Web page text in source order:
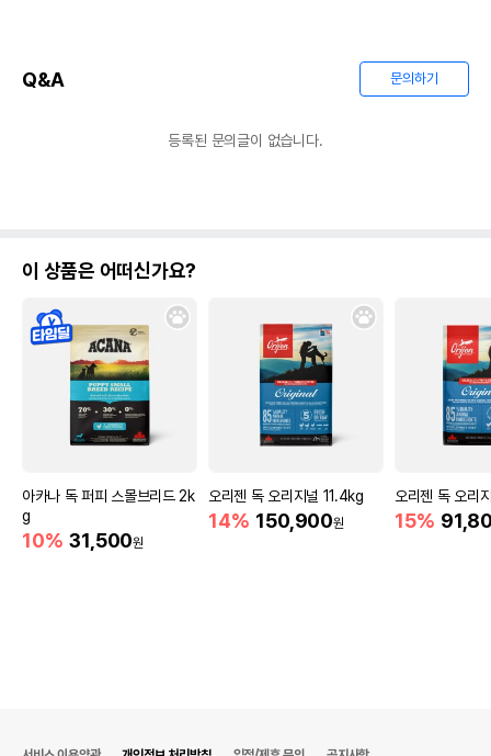
Q&A 문의하기
등록된 문의글이 없습니다.
이 상품은 어떠신가요?
아카나 독 퍼피 스몰브리드 2k
g
10% 31,500원
오리젠 독 오리지널 11.4kg
14% 150,900원
오리젠 독 오리
15%